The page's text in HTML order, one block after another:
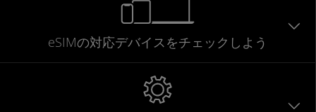
eSIMの対応デバイスをチェックしよう